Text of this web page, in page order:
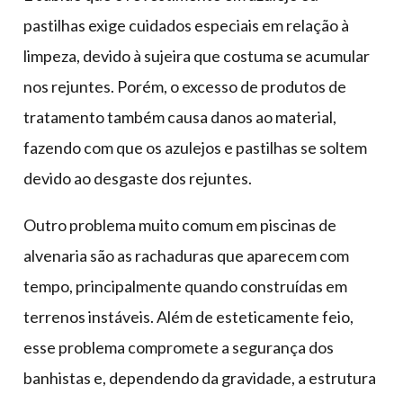
pastilhas exige cuidados especiais em relação à
limpeza, devido à sujeira que costuma se acumular
nos rejuntes. Porém, o excesso de produtos de
tratamento também causa danos ao material,
fazendo com que os azulejos e pastilhas se soltem
devido ao desgaste dos rejuntes.
Outro problema muito comum em piscinas de
alvenaria são as rachaduras que aparecem com
tempo, principalmente quando construídas em
terrenos instáveis. Além de esteticamente feio,
esse problema compromete a segurança dos
banhistas e, dependendo da gravidade, a estrutura